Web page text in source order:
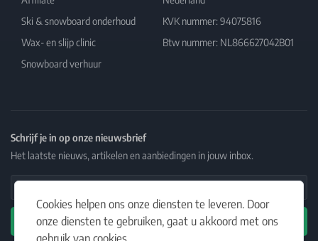
Cookies helpen ons onze diensten te leveren. Door
onze diensten te gebruiken, gaat u akkoord met ons
gebruik van cookies.
Ski & snowboard onderhoud
Wax- en slijp clinic
Snowboard verhuur
KVK nummer: 94075816
Btw nummer: NL866627042B01
Schrijf je in op onze nieuwsbrief
Het laatste nieuws, artikelen en aanbiedingen in jouw inbox.
Email Address
Abonneren